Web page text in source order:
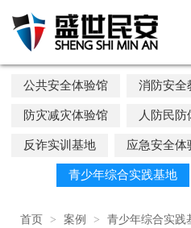
公共安全体验馆 消防安全
防灾减灾体验馆 人防民防
反诈实训基地 应急安全体
青少年综合实践基地
首页 > 案例 > 青少年综合实践